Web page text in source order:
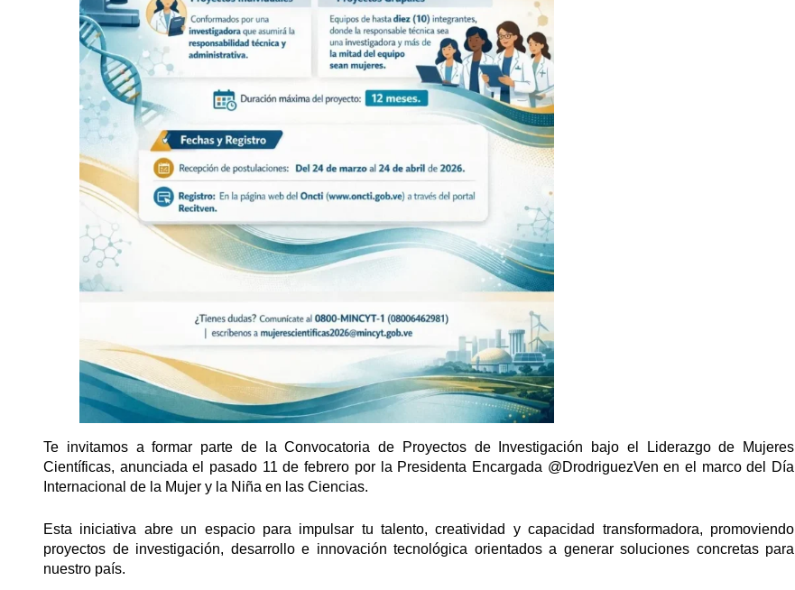
Te invitamos a formar parte de la Convocatoria de Proyectos de Investigación bajo el Liderazgo de Mujeres
Científicas, anunciada el pasado 11 de febrero por la Presidenta Encargada @DrodriguezVen en el marco del Día
Internacional de la Mujer y la Niña en las Ciencias.
Esta iniciativa abre un espacio para impulsar tu talento, creatividad y capacidad transformadora, promoviendo
proyectos de investigación, desarrollo e innovación tecnológica orientados a generar soluciones concretas para
nuestro país.